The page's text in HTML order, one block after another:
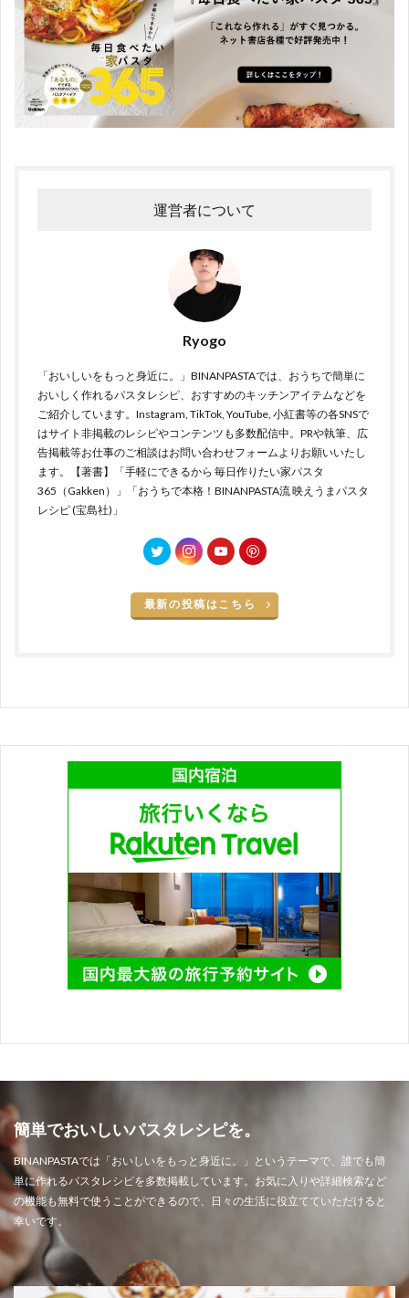
運営者について
Ryogo
「おいしいをもっと身近に。」BINANPASTAでは、おうちで簡単に
おいしく作れるパスタレシピ、おすすめのキッチンアイテムなどを
ご紹介しています。Instagram, TikTok, YouTube, 小紅書等の各SNSで
はサイト非掲載のレシピやコンテンツも多数配信中。PRや執筆、広
告掲載等お仕事のご相談はお問い合わせフォームよりお願いいたし
ます。【著書】「手軽にできるから 毎日作りたい家パスタ
365（Gakken）」「おうちで本格！BINANPASTA流 映えうまパスタ
レシピ (宝島社)」
最新の投稿はこちら
簡単でおいしいパスタレシピを。
BINANPASTAでは「おいしいをもっと身近に。」というテーマで、誰でも簡
単に作れるパスタレシピを多数掲載しています。お気に入りや詳細検索など
の機能も無料で使うことができるので、日々の生活に役立てていただけると
幸いです。